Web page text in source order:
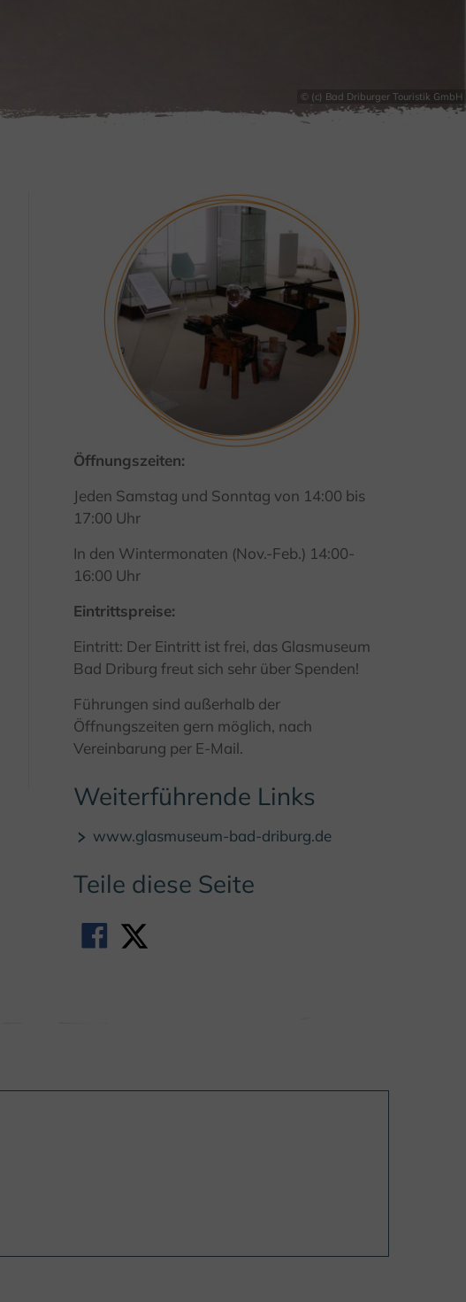
© (c) Bad Driburger Touristik GmbH
© (c) Bad Driburger Touristik GmbH
Öffnungszeiten:
Jeden Samstag und Sonntag von 14:00 bis
17:00 Uhr
In den Wintermonaten (Nov.-Feb.) 14:00-
16:00 Uhr
Eintrittspreise:
Eintritt: Der Eintritt ist frei, das Glasmuseum
Bad Driburg freut sich sehr über Spenden!
Führungen sind außerhalb der
Öffnungszeiten gern möglich, nach
Vereinbarung per E-Mail.
Weiterführende Links
www.glasmuseum-bad-driburg.de
Teile diese Seite